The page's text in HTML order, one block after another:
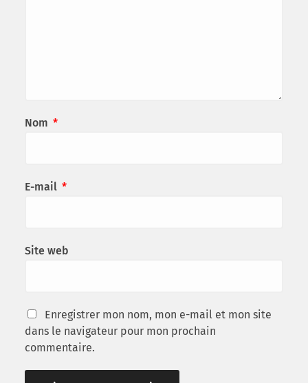
Nom *
E-mail *
Site web
Enregistrer mon nom, mon e-mail et mon site
dans le navigateur pour mon prochain
commentaire.